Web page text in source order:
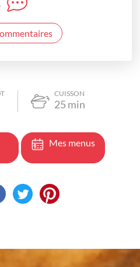
CUISSON
25 min
Mes menus